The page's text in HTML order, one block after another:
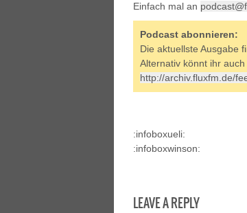
Einfach mal an
Podcast abonnieren:
Die aktuellste Ausgabe
Alternativ könnt ihr
http://archiv.fluxfm.de/
:infoboxueli:
:infoboxwinson:
LEAVE A REPLY